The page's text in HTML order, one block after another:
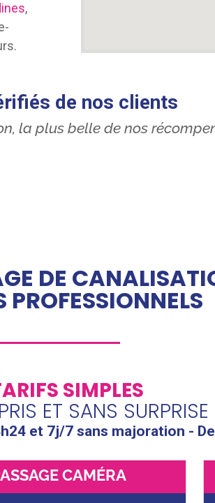
,
de nos clients
la plus belle de nos
DE
PROFESSIONNELS
SIMPLES
ET SANS SURPRISE
et 7j/7 sans majoration -
CAMÉRA